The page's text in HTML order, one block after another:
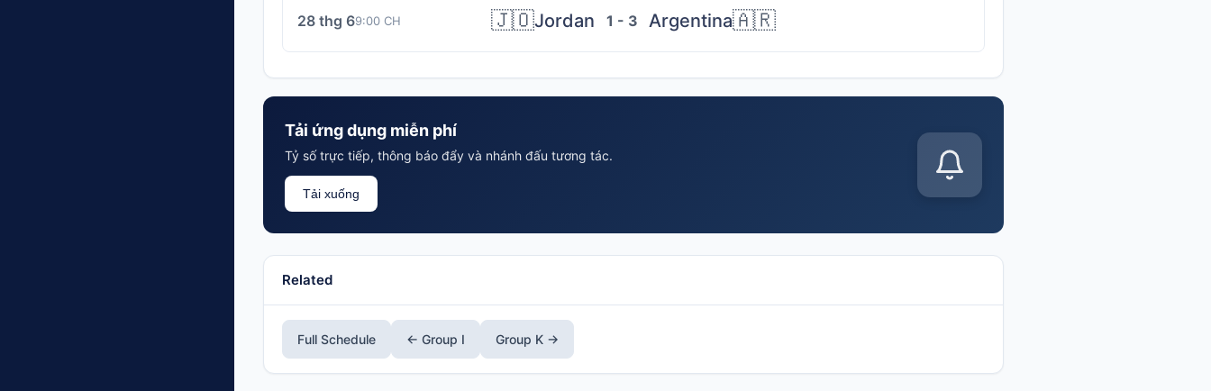
28 thg 69:00 CH 🇯🇴Jordan 1 - 3 Argentina🇦🇷
Tải ứng dụng miễn phí
Tỷ số trực tiếp, thông báo đẩy và nhánh đấu tương tác.
Tải xuống
Related
Full Schedule ← Group I Group K →